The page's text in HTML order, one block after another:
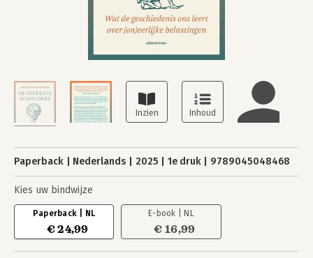
Paperback Nederlands 2025 1e druk 9789045048468
Kies uw bindwijze
Paperback | NL
€ 24,99
E-book | NL
€ 16,99